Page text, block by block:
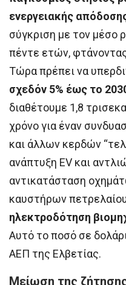
ενεργειακής
σύγκριση με τον μέσο
πέντε ετών,
Τώρα πρέπει να
σχεδόν 5% έως το
διαθέτουμε 1,8
χρόνο για έναν
και άλλων κερδών
ανάπτυξη EV και
αντικατάσταση
καυστήρων
ηλεκτροδότηση
Αυτό το ποσό σε
ΑΕΠ της Ελβετίας.
Μείωση της